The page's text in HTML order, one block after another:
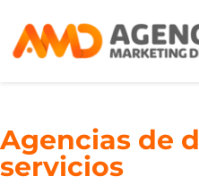
Agencias de
servicios